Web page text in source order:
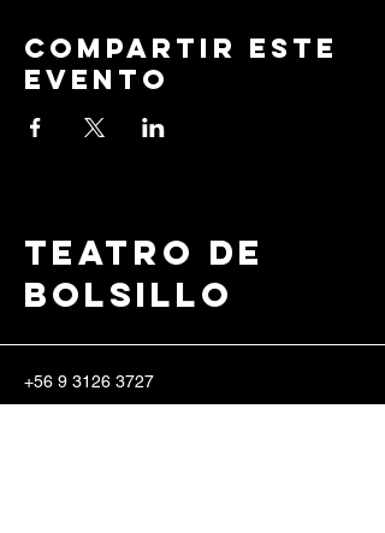
Compartir este
evento
Teatro de
Bolsillo
+56 9 3126 3727